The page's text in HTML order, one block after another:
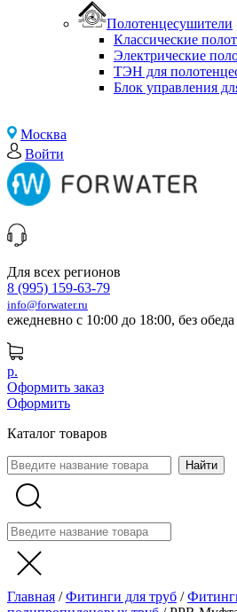
Полотенцесушители
Классические
Электрические
ТЭН для
Блок управления
Москва
Войти
Для всех регионов
8 (995) 159-63-79
info@forwater.ru
ежедневно с 10:00 до 18:00, без обеда
р.
Оформить заказ
Оформить
Каталог товаров
Главная /Фитинги для труб /